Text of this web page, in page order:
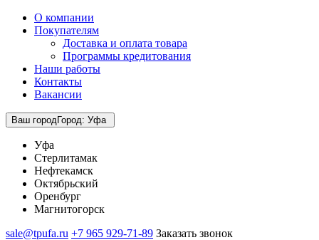
О компании
Покупателям
Доставка и оплата товара
Программы кредитования
Наши работы
Контакты
Вакансии
Ваш городГород: Уфа
Уфа
Стерлитамак
Нефтекамск
Октябрьский
Оренбург
Магнитогорск
sale@tpufa.ru +7 965 929-71-89 Заказать звонок